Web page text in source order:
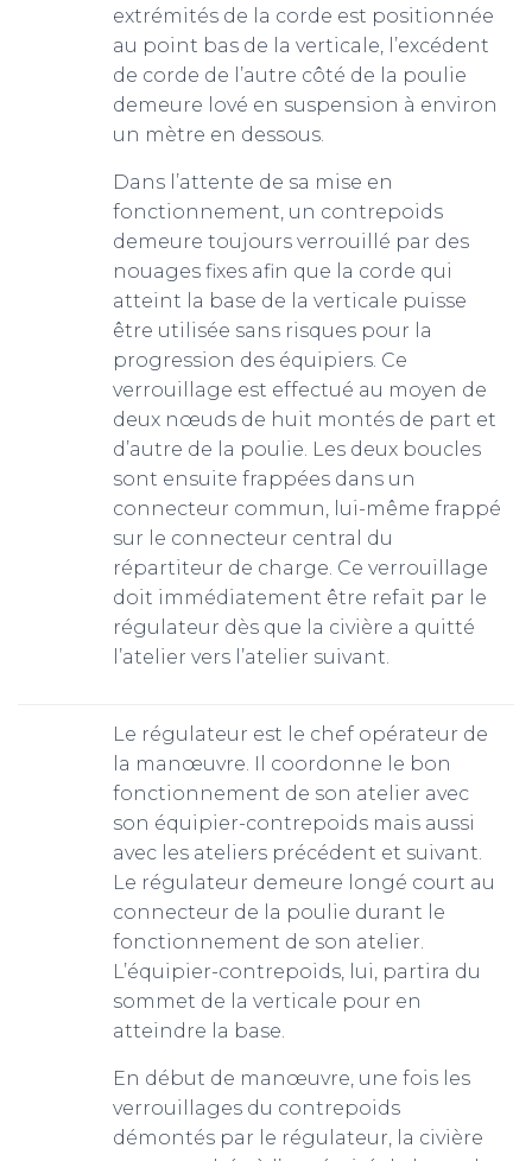
extrémités de la corde est positionnée
au point bas de la verticale, l’excédent
de corde de l’autre côté de la poulie
demeure lové en suspension à environ
un mètre en dessous.
Dans l’attente de sa mise en
fonctionnement, un contrepoids
demeure toujours verrouillé par des
nouages fixes afin que la corde qui
atteint la base de la verticale puisse
être utilisée sans risques pour la
progression des équipiers. Ce
verrouillage est effectué au moyen de
deux nœuds de huit montés de part et
d’autre de la poulie. Les deux boucles
sont ensuite frappées dans un
connecteur commun, lui-même frappé
sur le connecteur central du
répartiteur de charge. Ce verrouillage
doit immédiatement être refait par le
régulateur dès que la civière a quitté
l’atelier vers l’atelier suivant.
Le régulateur est le chef opérateur de
la manœuvre. Il coordonne le bon
fonctionnement de son atelier avec
son équipier-contrepoids mais aussi
avec les ateliers précédent et suivant.
Le régulateur demeure longé court au
connecteur de la poulie durant le
fonctionnement de son atelier.
L’équipier-contrepoids, lui, partira du
sommet de la verticale pour en
atteindre la base.
En début de manœuvre, une fois les
verrouillages du contrepoids
démontés par le régulateur, la civière